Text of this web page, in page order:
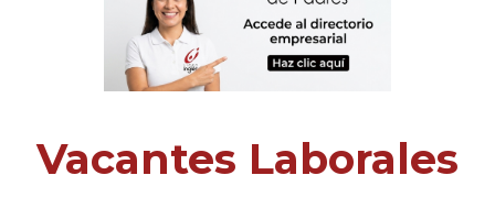
Vacantes Laborales